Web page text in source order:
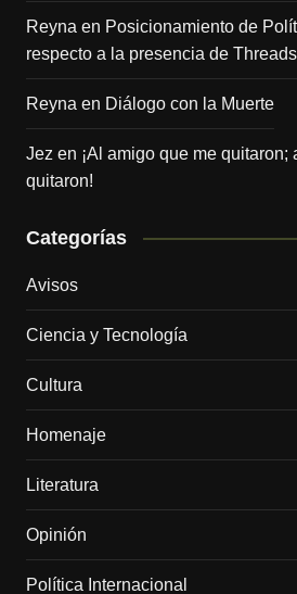
Reyna en Posicionamiento de
respecto a la presencia de
Reyna en Diálogo con la Muerte
Jez en ¡Al amigo que me quitaron;
quitaron!
Categorías
Avisos
Ciencia y Tecnología
Cultura
Homenaje
Literatura
Opinión
Política Internacional